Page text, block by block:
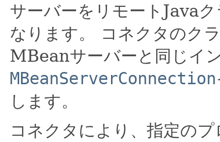
サーバーをリモートJava
なります。
コネクタのク
MBeanサーバーと同じイ
MBeanServerConnection
します。
コネクタにより、指定の